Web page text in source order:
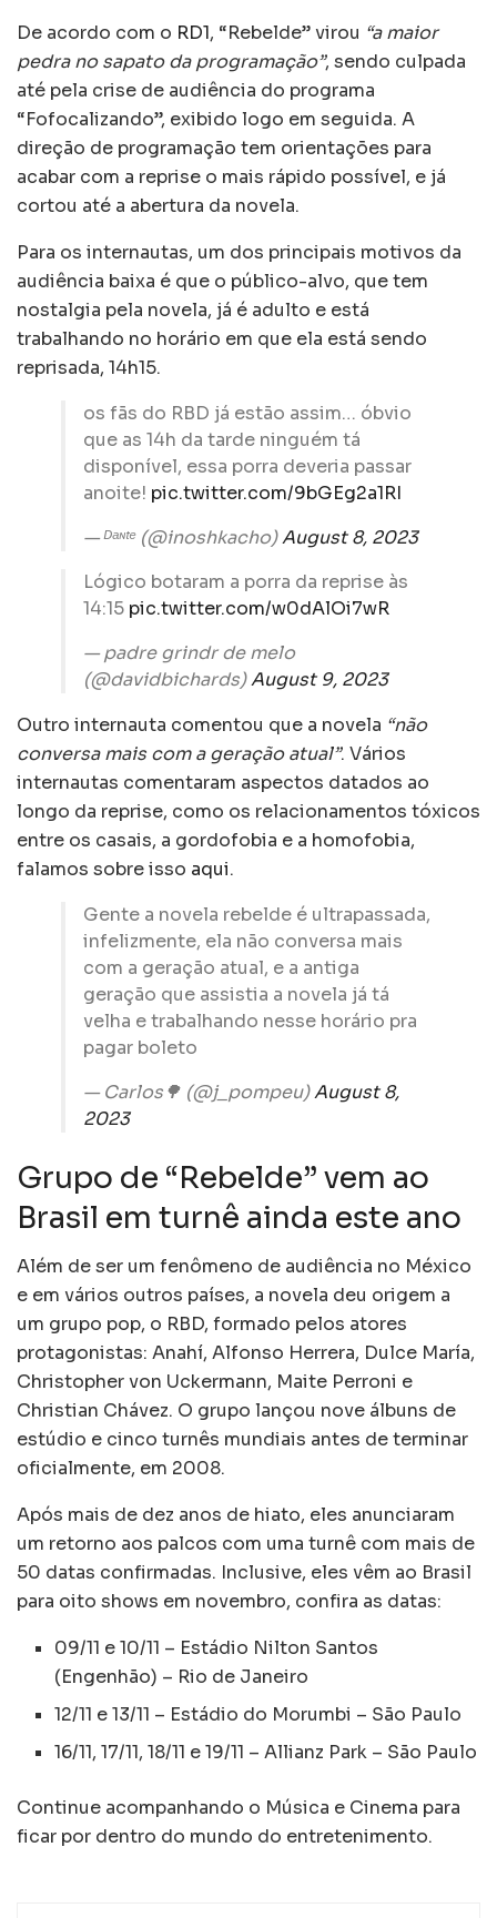
De acordo com o RD1, “Rebelde” virou “a maior
pedra no sapato da programação”, sendo culpada
até pela crise de audiência do programa
“Fofocalizando”, exibido logo em seguida. A
direção de programação tem orientações para
acabar com a reprise o mais rápido possível, e já
cortou até a abertura da novela.
Para os internautas, um dos principais motivos da
audiência baixa é que o público-alvo, que tem
nostalgia pela novela, já é adulto e está
trabalhando no horário em que ela está sendo
reprisada, 14h15.
os fãs do RBD já estão assim… óbvio
que as 14h da tarde ninguém tá
disponível, essa porra deveria passar
anoite! pic.twitter.com/9bGEg2a1RI
— ᴰᵃᶰᵗᵉ (@inoshkacho)August 8, 2023
Lógico botaram a porra da reprise às
14:15 pic.twitter.com/w0dAlOi7wR
— padre grindr de melo
(@davidbichards)August 9, 2023
Outro internauta comentou que a novela “não
conversa mais com a geração atual”. Vários
internautas comentaram aspectos datados ao
longo da reprise, como os relacionamentos tóxicos
entre os casais, a gordofobia e a homofobia,
falamos sobre isso aqui.
Gente a novela rebelde é ultrapassada,
infelizmente, ela não conversa mais
com a geração atual, e a antiga
geração que assistia a novela já tá
velha e trabalhando nesse horário pra
pagar boleto
— Carlos🌳 (@j_pompeu)August 8,
2023
Grupo de “Rebelde” vem ao
Brasil em turnê ainda este ano
Além de ser um fenômeno de audiência no México
e em vários outros países, a novela deu origem a
um grupo pop, o RBD, formado pelos atores
protagonistas: Anahí, Alfonso Herrera, Dulce María,
Christopher von Uckermann, Maite Perroni e
Christian Chávez. O grupo lançou nove álbuns de
estúdio e cinco turnês mundiais antes de terminar
oficialmente, em 2008.
Após mais de dez anos de hiato, eles anunciaram
um retorno aos palcos com uma turnê com mais de
50 datas confirmadas. Inclusive, eles vêm ao Brasil
para oito shows em novembro, confira as datas:
09/11 e 10/11 – Estádio Nilton Santos
(Engenhão) – Rio de Janeiro
12/11 e 13/11 – Estádio do Morumbi – São Paulo
16/11, 17/11, 18/11 e 19/11 – Allianz Park – São Paulo
Continue acompanhando o Música e Cinema para
ficar por dentro do mundo do entretenimento.